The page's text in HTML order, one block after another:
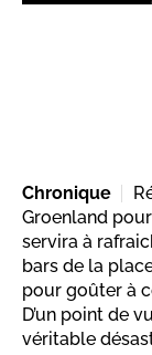
Chronique
Groenland
servira à
bars de la
pour goûter à
D’un point de
véritable